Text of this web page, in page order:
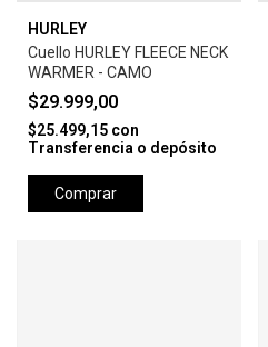
HURLEY
Cuello HURLEY FLEECE NECK
WARMER - CAMO
$29.999,00
$25.499,15 con
Transferencia o depósito
Comprar